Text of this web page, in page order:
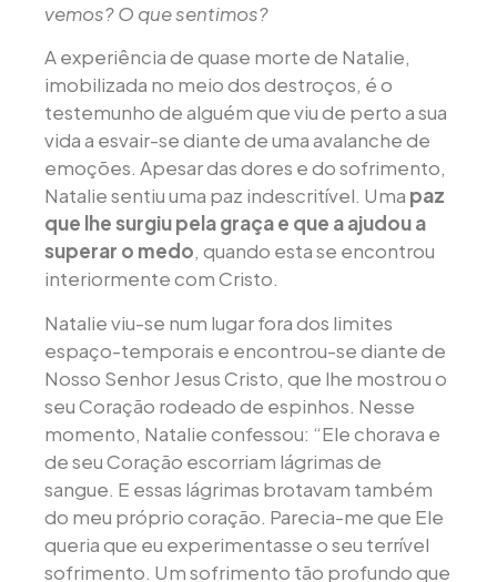
vemos? O que sentimos?
A experiência de quase morte de Natalie,
imobilizada no meio dos destroços, é o
testemunho de alguém que viu de perto a sua
vida a esvair-se diante de uma avalanche de
emoções. Apesar das dores e do sofrimento,
Natalie sentiu uma paz indescritível. Uma paz
que lhe surgiu pela graça e que a ajudou a
superar o medo, quando esta se encontrou
interiormente com Cristo.
Natalie viu-se num lugar fora dos limites
espaço-temporais e encontrou-se diante de
Nosso Senhor Jesus Cristo, que lhe mostrou o
seu Coração rodeado de espinhos. Nesse
momento, Natalie confessou: “Ele chorava e
de seu Coração escorriam lágrimas de
sangue. E essas lágrimas brotavam também
do meu próprio coração. Parecia-me que Ele
queria que eu experimentasse o seu terrível
sofrimento. Um sofrimento tão profundo que